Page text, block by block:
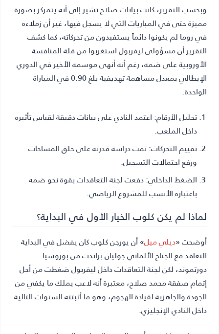
وبحسب التقرير، كانت بيانات صلاح تشير إلى أنه يتمركز بصورة
مميزة حتى في المباريات التي لا يسجل فيها، غير أن زملاءه
في روما لم يكونوا دائماً يستفيدون من تحركاته، كما كشف
التقرير أن مسؤولي ليفربول استغربوا من قلة المنافسة
الأوروبية على ضمه، رغم أنه أنهى موسمه الأخير في الدوري
الإيطالي بمعدل مساهمة تهديفية بلغ 0.90 في المباراة
الواحدة.
تحليل الأرقام:اعتمد النادي على بيانات دقيقة لقياس تأثيره
داخل الملعب.
تقييم التحركات:تمت دراسة قدرته على خلق المساحات
ورفع احتمالات التسجيل.
الضغط الداخلي:دفعت لجنة التعاقدات بقوة نحو ضمه
باعتباره الأنسب للمشروع الرياضي.
لماذا لم يكن كلوب الخيار الأول في البداية؟
أوضحت «ديلي ميل» أن يورجن كلوب كان يفضل في البداية
التعاقد مع الجناح الألماني جوليان براندت من بوروسيا
دورتموند، لكن لجنة التعاقدات داخل ليفربول ضغطت من أجل
إتمام صفقة محمد صلاح، معتبرة أنه لاعب يملك ما يكفي من
الجودة والجاهزية لقيادة الهجوم، وهو ما أثبتته السنوات التالية
داخل النادي الإنجليزي.